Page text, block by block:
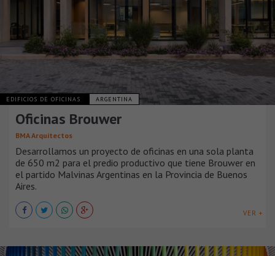
EDIFICIOS DE OFICINAS ARGENTINA
Oficinas Brouwer
BMA Arquitectos
Desarrollamos un proyecto de oficinas en una sola planta
de 650 m2 para el predio productivo que tiene Brouwer en
el partido Malvinas Argentinas en la Provincia de Buenos
Aires.
VER +